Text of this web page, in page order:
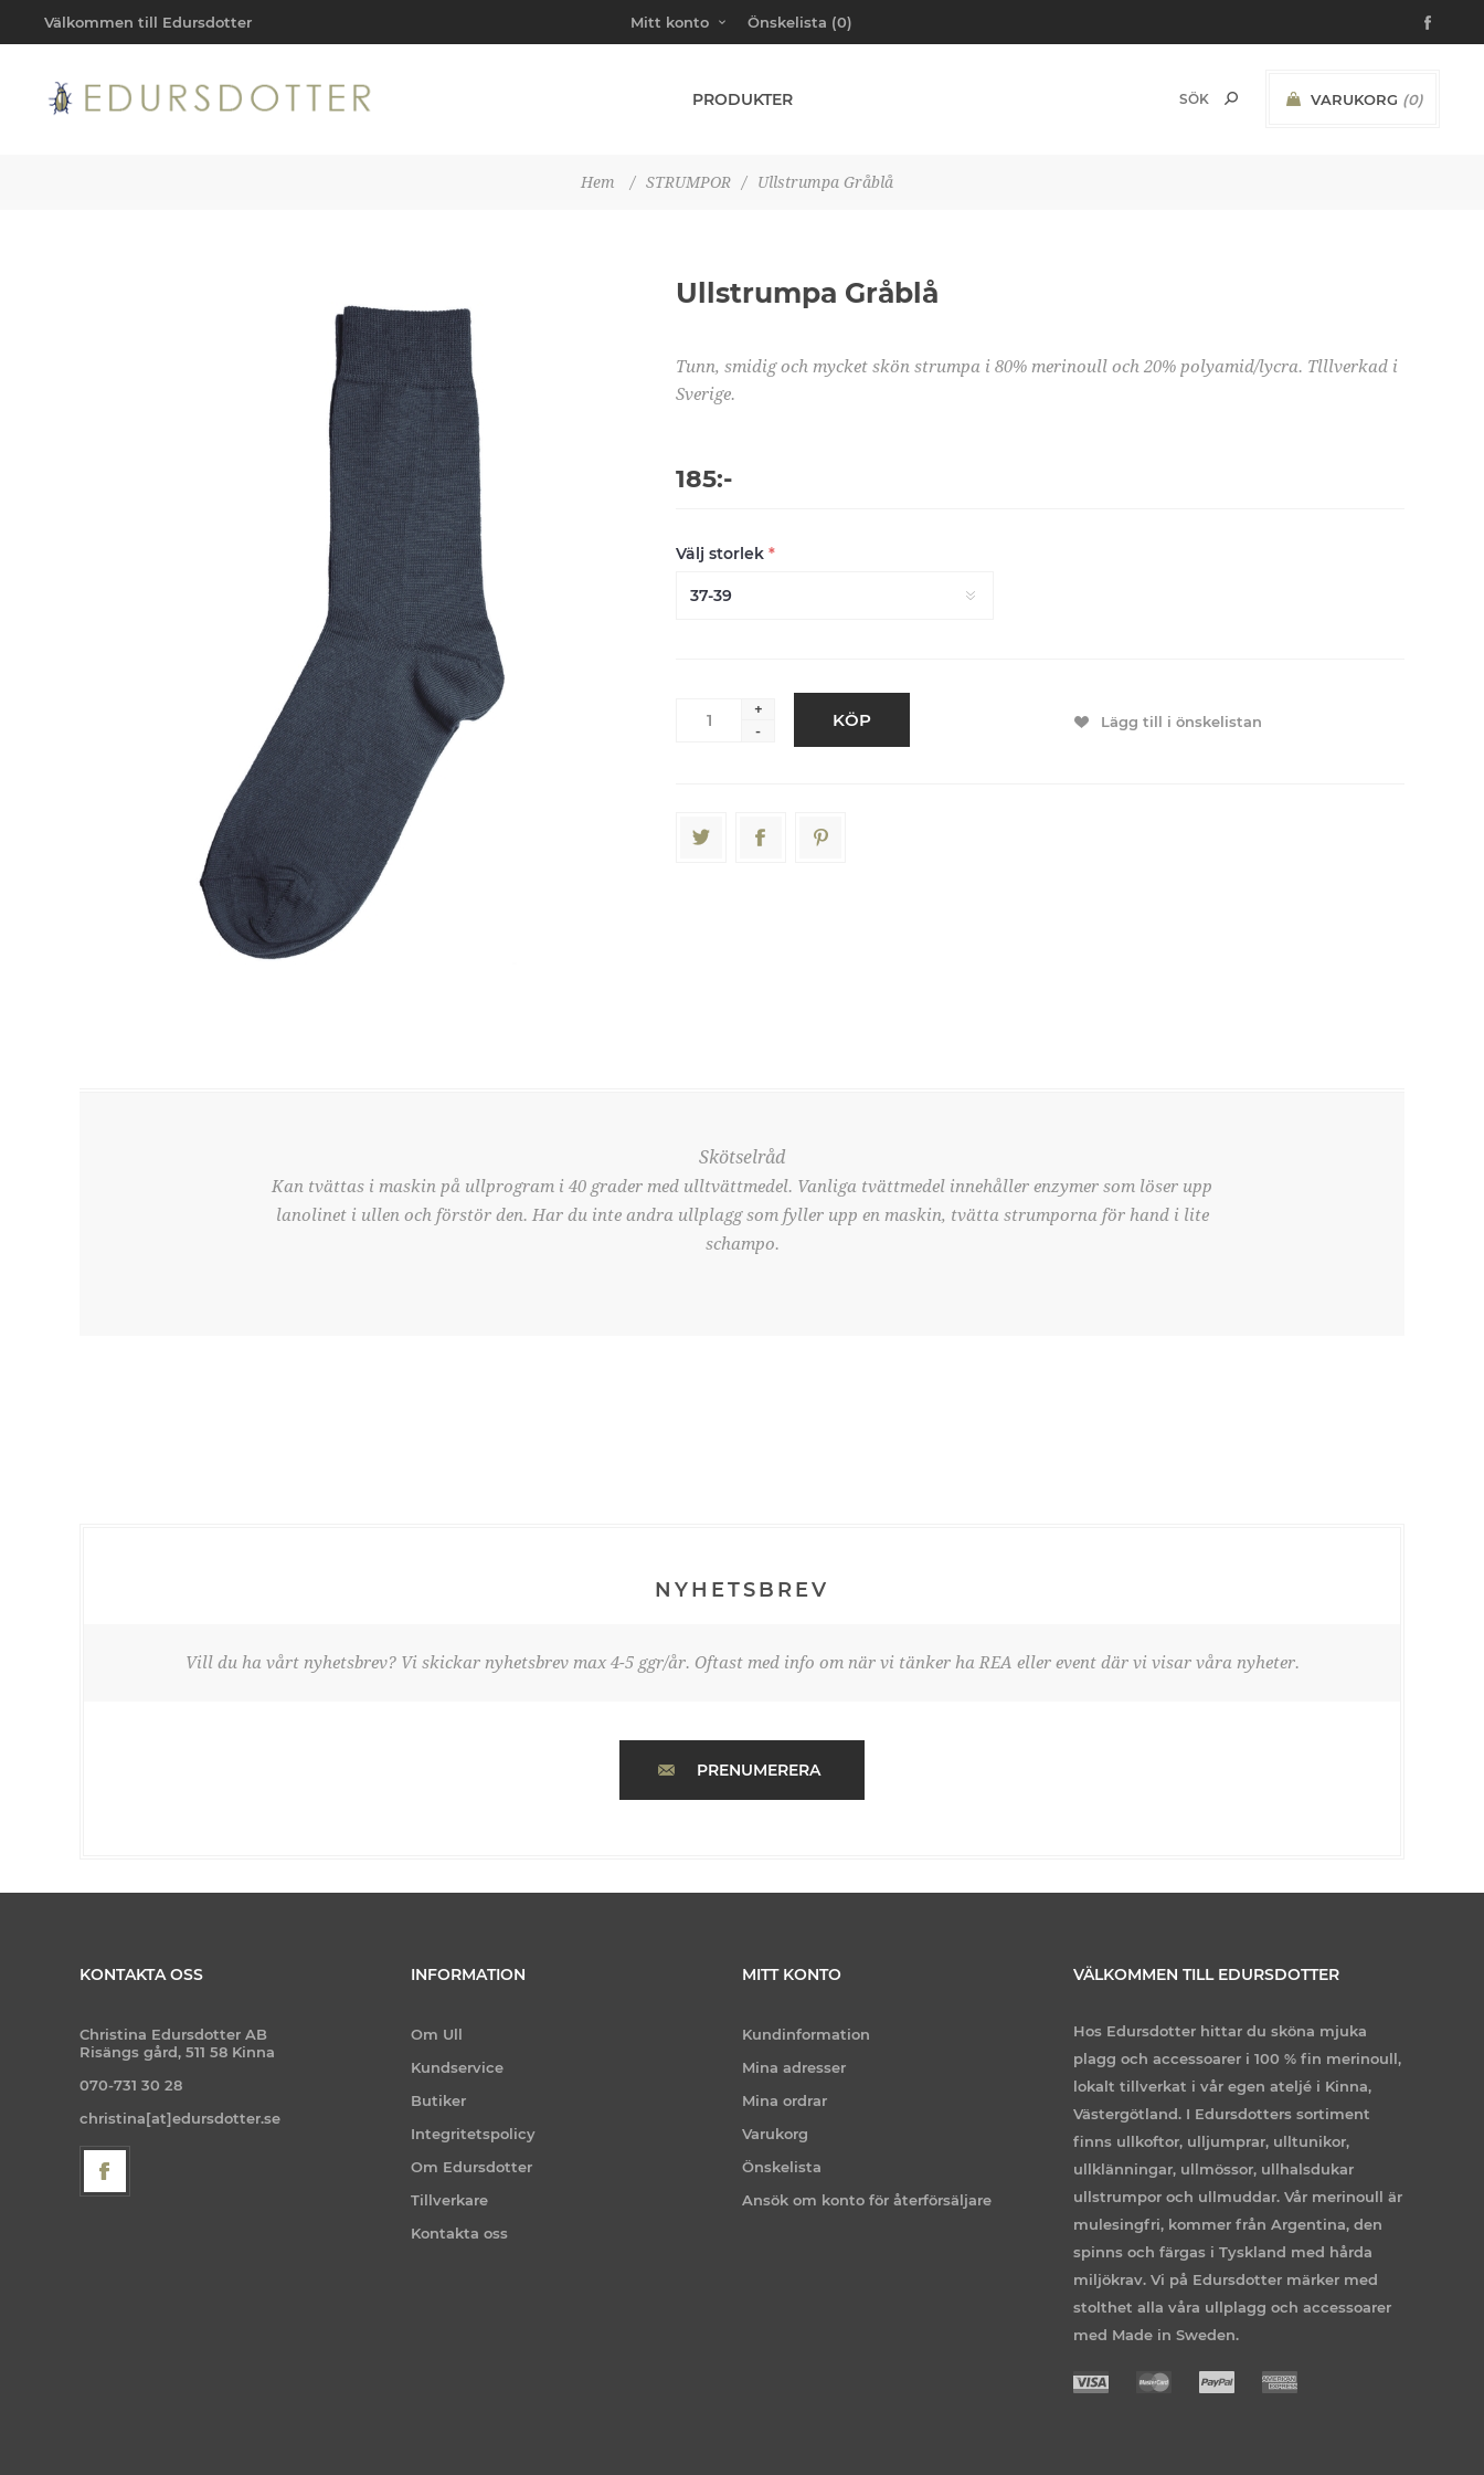
Välkommen till Edursdotter Mitt konto Önskelista (0)
VARUKORG (0)
PRODUKTER
Hem / STRUMPOR / Ullstrumpa Gråblå
Ullstrumpa Gråblå
Tunn, smidig och mycket skön strumpa i 80% merinoull och 20% polyamid/lycra. Tlllverkad i
Sverige.
185:-
Välj storlek *
+
-
KÖP Lägg till i önskelistan
Skötselråd
Kan tvättas i maskin på ullprogram i 40 grader med ulltvättmedel. Vanliga tvättmedel innehåller enzymer som löser upp
lanolinet i ullen och förstör den. Har du inte andra ullplagg som fyller upp en maskin, tvätta strumporna för hand i lite
schampo.
NYHETSBREV
Vill du ha vårt nyhetsbrev? Vi skickar nyhetsbrev max 4-5 ggr/år. Oftast med info om när vi tänker ha REA eller event där vi visar våra nyheter.
PRENUMERERA
KONTAKTA OSS
Christina Edursdotter AB
Risängs gård, 511 58 Kinna
070-731 30 28
christina[at]edursdotter.se
INFORMATION
Om Ull
Kundservice
Butiker
Integritetspolicy
Om Edursdotter
Tillverkare
Kontakta oss
MITT KONTO
Kundinformation
Mina adresser
Mina ordrar
Varukorg
Önskelista
Ansök om konto för återförsäljare
VÄLKOMMEN TILL EDURSDOTTER
Hos Edursdotter hittar du sköna mjuka
plagg och accessoarer i 100 % fin merinoull,
lokalt tillverkat i vår egen ateljé i Kinna,
Västergötland. I Edursdotters sortiment
finns ullkoftor, ulljumprar, ulltunikor,
ullklänningar, ullmössor, ullhalsdukar
ullstrumpor och ullmuddar. Vår merinoull är
mulesingfri, kommer från Argentina, den
spinns och färgas i Tyskland med hårda
miljökrav. Vi på Edursdotter märker med
stolthet alla våra ullplagg och accessoarer
med Made in Sweden.